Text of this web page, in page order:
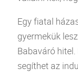
Egy fiatal
gyermekük
Babaváró hitel
segíthet az